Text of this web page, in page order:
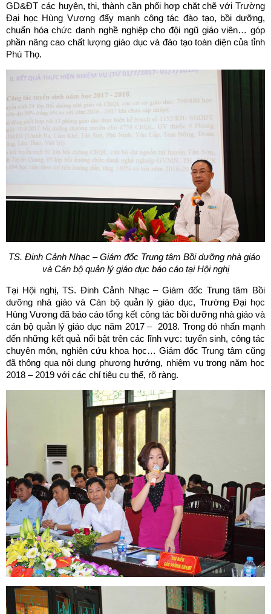
GD&ĐT các huyện, thị, thành cần phối hợp chặt chẽ với Trường
Đại học Hùng Vương đẩy mạnh công tác đào tạo, bồi dưỡng,
chuẩn hóa chức danh nghề nghiệp cho đội ngũ giáo viên… góp
phần nâng cao chất lượng giáo dục và đào tạo toàn diện của tỉnh
Phú Thọ.
TS. Đinh Cảnh Nhạc – Giám đốc Trung tâm Bồi dưỡng nhà giáo
và Cán bộ quản lý giáo dục báo cáo tại Hội nghị
Tại Hội nghị, TS. Đinh Cảnh Nhạc – Giám đốc Trung tâm Bồi
dưỡng nhà giáo và Cán bộ quản lý giáo dục, Trường Đại học
Hùng Vương đã báo cáo tổng kết công tác bồi dưỡng nhà giáo và
cán bộ quản lý giáo dục năm 2017 – 2018. Trong đó nhấn mạnh
đến những kết quả nổi bật trên các lĩnh vực: tuyển sinh, công tác
chuyên môn, nghiên cứu khoa học… Giám đốc Trung tâm cũng
đã thông qua nội dung phương hướng, nhiệm vụ trong năm học
2018 – 2019 với các chỉ tiêu cụ thể, rõ ràng.